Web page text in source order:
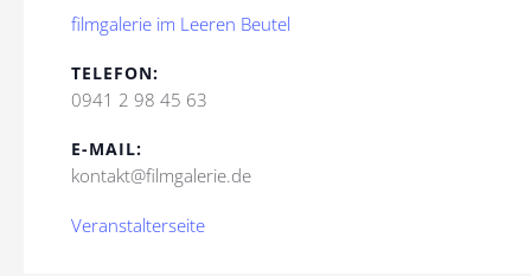
filmgalerie im Leeren Beutel
TELEFON:
0941 2 98 45 63
E-MAIL:
kontakt@filmgalerie.de
Veranstalterseite